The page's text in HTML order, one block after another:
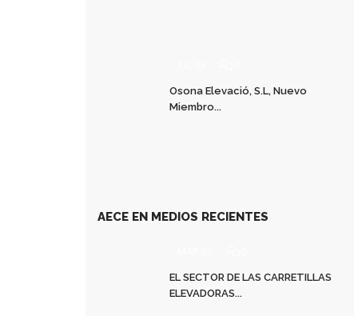
Osona Elevació, S.L, Nuevo
Miembro...
AECE EN MEDIOS RECIENTES
EL SECTOR DE LAS CARRETILLAS
ELEVADORAS...